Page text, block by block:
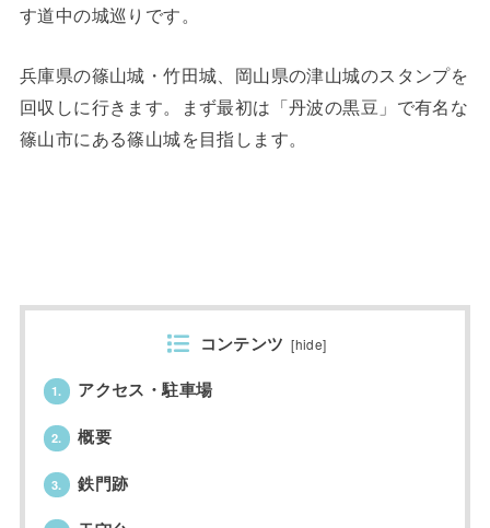
す道中の城巡りです。
兵庫県の篠山城・竹田城、岡山県の津山城のスタンプを
回収しに行きます。まず最初は「丹波の黒豆」で有名な
篠山市にある篠山城を目指します。
コンテンツ [hide]
1. アクセス・駐車場
2. 概要
3. 鉄門跡